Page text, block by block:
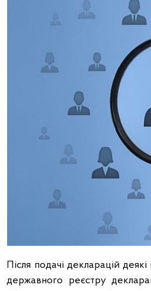
Після подачі декларацій
державного реєстру